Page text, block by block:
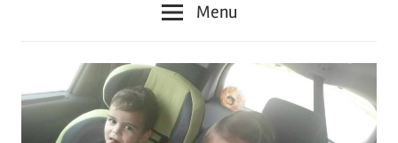
magareće
klupe
Menu